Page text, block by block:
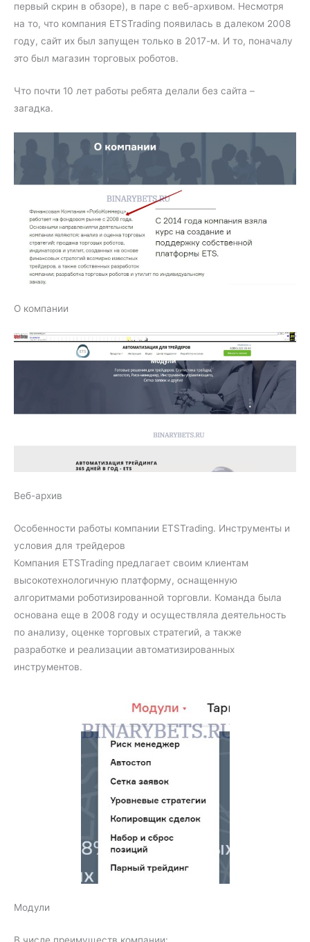
первый скрин в обзоре), в паре с веб-архивом. Несмотря
на то, что компания ETSTrading появилась в далеком 2008
году, сайт их был запущен только в 2017-м. И то, поначалу
это был магазин торговых роботов.
Что почти 10 лет работы ребята делали без сайта –
загадка.
О компании
Веб-архив
Особенности работы компании ETSTrading. Инструменты и
условия для трейдеров
Компания ETSTrading предлагает своим клиентам
высокотехнологичную платформу, оснащенную
алгоритмами роботизированной торговли. Команда была
основана еще в 2008 году и осуществляла деятельность
по анализу, оценке торговых стратегий, а также
разработке и реализации автоматизированных
инструментов.
Модули
В числе преимуществ компании: